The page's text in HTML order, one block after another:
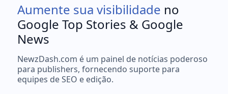
Aumente sua visibilidade no
Google Top Stories & Google
News
NewzDash.com é um painel de notícias poderoso
para publishers, fornecendo suporte para
equipes de SEO e edição.